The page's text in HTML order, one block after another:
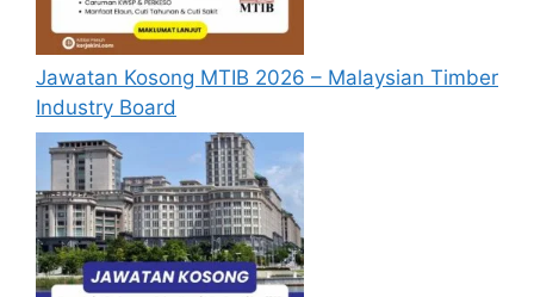
KelahiranNegeri Selangor
bapadilahirkan di Negeri Selangor, atau
telahbermastautindi Negeri Selangor
selamalebih 15 tahun
pengesahan daripada Penghulu / JKKK.
(Surat pengesahan pemastautin
hendaklah dilampirkan bersama Borang
permohonan).
Cara Mohon
Jawatan Kosong MTIB 2026 – Malaysian Timber
Industry Board